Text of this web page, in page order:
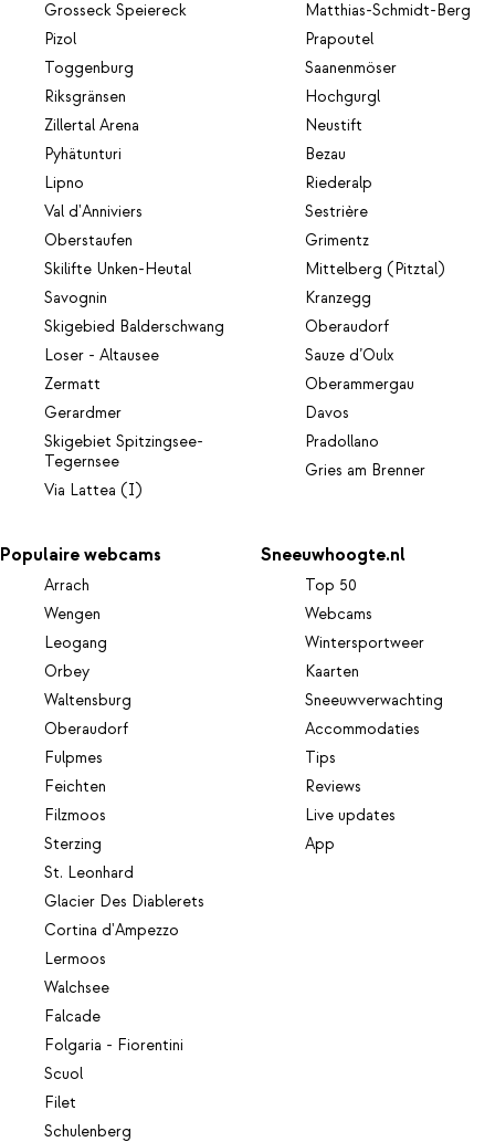
Grosseck Speiereck
Pizol
Toggenburg
Riksgränsen
Zillertal Arena
Pyhätunturi
Lipno
Val d'Anniviers
Oberstaufen
Skilifte Unken-Heutal
Savognin
Skigebied Balderschwang
Loser - Altausee
Zermatt
Gerardmer
Skigebiet Spitzingsee-
Tegernsee
Via Lattea (I)
Matthias-Schmidt-Berg
Prapoutel
Saanenmöser
Hochgurgl
Neustift
Bezau
Riederalp
Sestrière
Grimentz
Mittelberg (Pitztal)
Kranzegg
Oberaudorf
Sauze d’Oulx
Oberammergau
Davos
Pradollano
Gries am Brenner
Populaire webcams
Arrach
Wengen
Leogang
Orbey
Waltensburg
Oberaudorf
Fulpmes
Feichten
Filzmoos
Sterzing
St. Leonhard
Glacier Des Diablerets
Cortina d'Ampezzo
Lermoos
Walchsee
Falcade
Folgaria - Fiorentini
Scuol
Filet
Schulenberg
Sneeuwhoogte.nl
Top 50
Webcams
Wintersportweer
Kaarten
Sneeuwverwachting
Accommodaties
Tips
Reviews
Live updates
App